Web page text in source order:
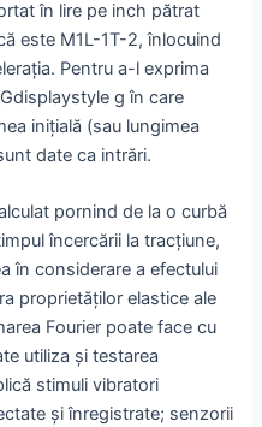
în lire pe inch pătrat
este M1L-1T-2, înlocuind
Pentru a-l exprima
g în care
inițială (sau lungimea
date ca intrări.
pornind de la o curbă
încercării la tracțiune,
în considerare a efectului
proprietăților elastice ale
Fourier poate face cu
utiliza și testarea
stimuli vibratori
și înregistrate; senzorii